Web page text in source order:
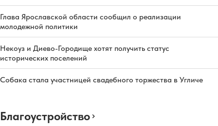
Глава Ярославской области сообщил о реализации
молодежной политики
Некоуз и Диево-Городище хотят получить статус
исторических поселений
Собака стала участницей свадебного торжества в Угличе
Благоустройство